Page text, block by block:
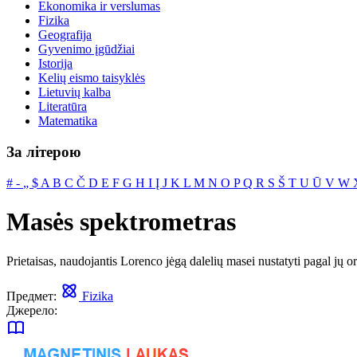
Ekonomika ir verslumas
Fizika
Geografija
Gyvenimo įgūdžiai
Istorija
Kelių eismo taisyklės
Lietuvių kalba
Literatūra
Matematika
За літерою
# ‐ „ $ A B C Č D E F G H I Į J K L M N O PQ R S Š T U Ū V W
Masės spektrometras
Prietaisas, naudojantis Lorenco jėgą dalelių masei nustatyti pagal jų
Предмет:
Fizika
Джерело: